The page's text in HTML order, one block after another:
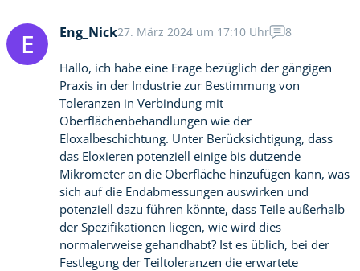
E Eng_Nick27. März 2024 um 17:10 Uhr 8
Hallo, ich habe eine Frage bezüglich der gängigen
Praxis in der Industrie zur Bestimmung von
Toleranzen in Verbindung mit
Oberflächenbehandlungen wie der
Eloxalbeschichtung. Unter Berücksichtigung, dass
das Eloxieren potenziell einige bis dutzende
Mikrometer an die Oberfläche hinzufügen kann, was
sich auf die Endabmessungen auswirken und
potenziell dazu führen könnte, dass Teile außerhalb
der Spezifikationen liegen, wie wird dies
normalerweise gehandhabt? Ist es üblich, bei der
Festlegung der Teiltoleranzen die erwartete